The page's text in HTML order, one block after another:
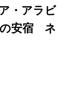
・アラビ
安宿 ネ